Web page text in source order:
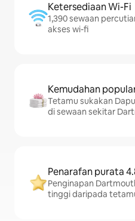
Ketersediaan Wi-Fi
1,390 sewaan
akses wi-fi
Kemudahan
Tetamu sukakan
di sewaan sekitar
Penarafan purata
Penginapan
tinggi daripada